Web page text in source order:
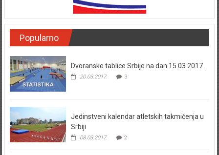
Popularno
Dvoranske tablice Srbije na dan 15.03.2017.
20.03.2017. 3
Jedinstveni kalendar atletskih takmičenja u
Srbiji
08.03.2017. 2